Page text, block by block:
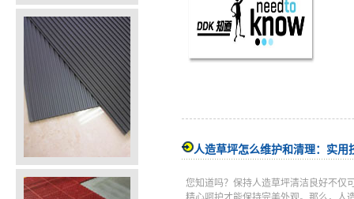
人造草坪怎么维护和清理：实用
您知道吗？保持人造草坪清洁良好不仅